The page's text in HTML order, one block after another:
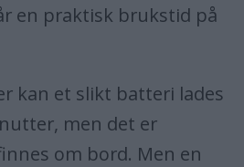
en praktisk brukstid på
kan et slikt batteri lades
men det er
om bord. Men en